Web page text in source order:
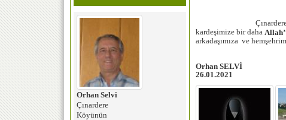
Orhan Selvi
Çınardere
Köyünün
Çınardere Köyü
kardeşimize bir daha
arkadaşımıza ve
Orhan SELVİ
26.01.2021